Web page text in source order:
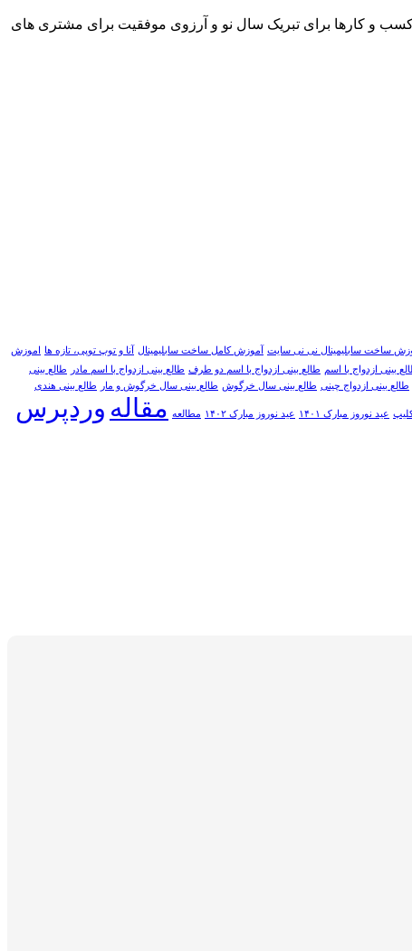
کسب و کارها برای تبریک سال نو و آرزوی موفقیت برای مشتری های
ساخت سابلیمینال نی نی سایت آموزش کامل ساخت سابلیمینال آنا و توپ توپی، تازه ها
اموزش
بینی ازدواج با اسم طالع بینی ازدواج با اسم دو طرف طالع بینی ازدواج با اسم مادر
طالع بینی
طالع بینی ازدواج چینی طالع بینی سال خرگوش طالع بینی سال خرگوش و مار طالع بینی هندی
عید نوروز مبارک ۱۴۰۱ عید نوروز مبارک ۱۴۰۲ مطالعه مقاله وردپرس